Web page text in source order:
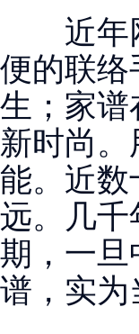
近年网
便的联络
生；家谱
新时尚。
能。近
远。几千
期，一旦
谱，实为